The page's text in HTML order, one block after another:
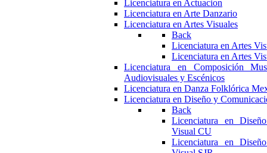
Licenciatura en Actuacion
Licenciatura en Arte Danzario
Licenciatura en Artes Visuales
Back
Licenciatura en Artes
Licenciatura en Artes
Licenciatura en Composición
Audiovisuales y Escénicos
Licenciatura en Danza Folklórica
Licenciatura en Diseño y
Back
Licenciatura en
Visual CU
Licenciatura en